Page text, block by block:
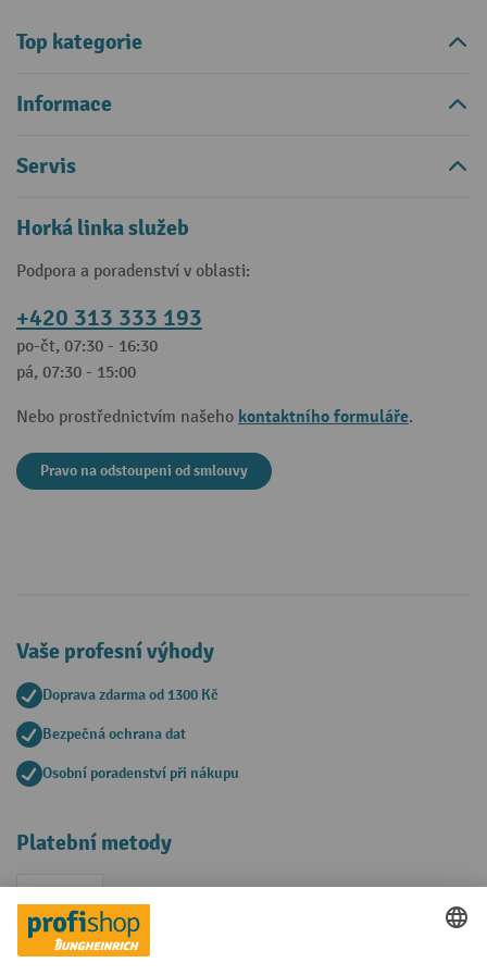
Top kategorie
Informace
Servis
Horká linka služeb
Podpora a poradenství v oblasti:
+420 313 333 193
po-čt, 07:30 - 16:30
pá, 07:30 - 15:00
Nebo prostřednictvím našeho kontaktního formuláře.
Pravo na odstoupeni od smlouvy
Vaše profesní výhody
Doprava zdarma od 1300 Kč
Bezpečná ochrana dat
Osobní poradenství při nákupu
Platební metody
Faktura